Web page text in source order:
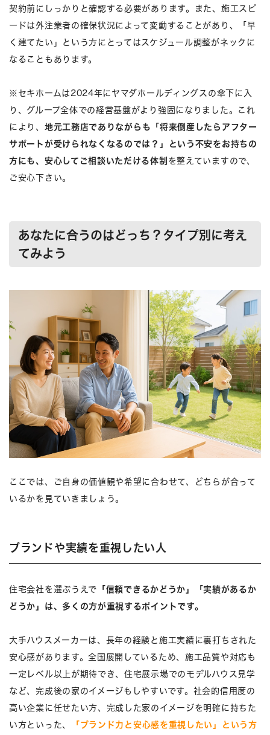
契約前にしっかりと確認する必要があります。また、施工スピ
ードは外注業者の確保状況によって変動することがあり、「早
く建てたい」という方にとってはスケジュール調整がネックに
なることもあります。
※セキホームは2024年にヤマダホールディングスの傘下に入
り、グループ全体での経営基盤がより強固になりました。これ
により、 地元工務店でありながらも「将来倒産したらアフター
サポートが受けられなくなるのでは？」という不安をお持ちの
方にも、安心してご相談いただける体制 を整えていますので、
ご安心下さい。
あなたに合うのはどっち？タイプ別に考え
てみよう
ここでは、ご自身の価値観や希望に合わせて、どちらが合って
いるかを見ていきましょう。
ブランドや実績を重視したい人
住宅会社を選ぶうえで 「信頼できるかどうか」「実績があるか
どうか」は、多くの方が重視するポイントです。
大手ハウスメーカーは、長年の経験と施工実績に裏打ちされた
安心感があります。全国展開しているため、施工品質や対応も
一定レベル以上が期待でき、住宅展示場でのモデルハウス見学
など、完成後の家のイメージもしやすいです。社会的信用度の
高い企業に任せたい方、完成した家のイメージを明確に持ちた
い方といった、
「ブランド力と安心感を重視したい」という方